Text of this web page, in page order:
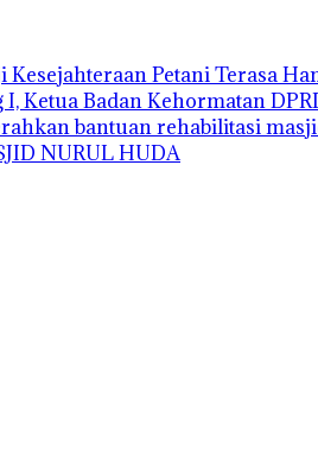
Petani Terasa
Ketua Badan Kehormatan
bantuan rehabilitasi
NURUL HUDA